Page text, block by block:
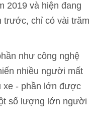
2019 và hiện đang
trước, chỉ có vài trăm
như công nghệ
nhiều người mất
xe - phần lớn được
số lượng lớn người